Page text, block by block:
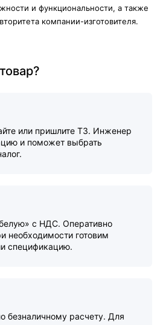
и функциональности, а также
компании-изготовителя.
или пришлите ТЗ. Инженер
и поможет выбрать
с НДС. Оперативно
необходимости готовим
спецификацию.
безналичному расчету. Для